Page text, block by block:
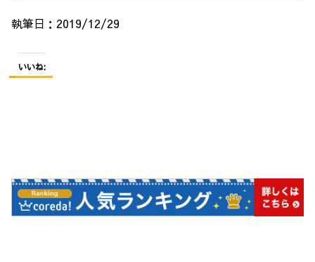
執筆日：2019/12/29
いいね: